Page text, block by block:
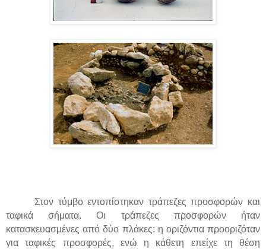
Στον τύμβο εντοπίστηκαν τράπεζες προσφορών και
ταφικά σήματα. Οι τράπεζες προσφορών ήταν
κατασκευασμένες από δύο πλάκες: η οριζόντια προοριζόταν
για ταφικές προσφορές, ενώ η κάθετη επείχε τη θέση